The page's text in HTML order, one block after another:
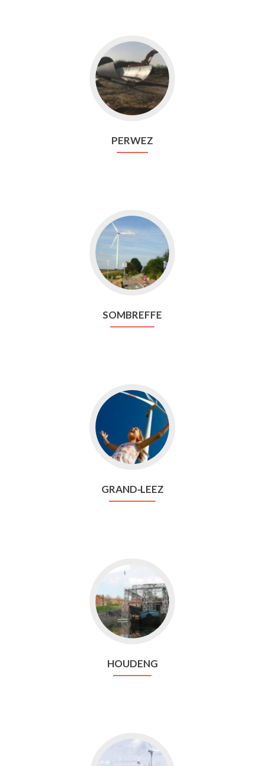
Aller
vers
Perwez
PERWEZ
Aller
vers
Sombreffe
SOMBREFFE
Aller
vers
Grand⁃Leez
GRAND⁃LEEZ
vers
Houdeng
HOUDENG
Aller
vers